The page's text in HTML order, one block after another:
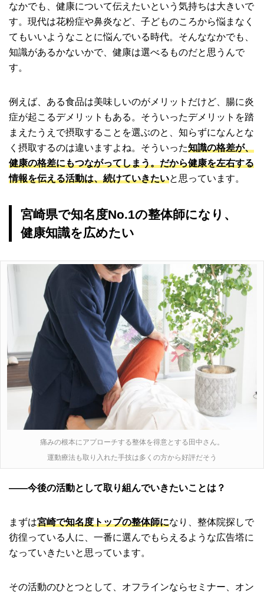
なかでも、健康について伝えたいという気持ちは大きいで
す。現代は花粉症や鼻炎など、子どものころから悩まなく
てもいいようなことに悩んでいる時代。そんななかでも、
知識があるかないかで、健康は選べるものだと思うんで
す。
例えば、ある食品は美味しいのがメリットだけど、腸に炎
症が起こるデメリットもある。そういったデメリットを踏
まえたうえで摂取することを選ぶのと、知らずになんとな
く摂取するのは違いますよね。そういった知識の格差が、
健康の格差にもつながってしまう。だから健康を左右する
情報を伝える活動は、続けていきたいと思っています。
宮崎県で知名度No.1の整体師になり、
健康知識を広めたい
痛みの根本にアプローチする整体を得意とする田中さん。
運動療法も取り入れた手技は多くの方から好評だそう
――今後の活動として取り組んでいきたいことは？
まずは宮崎で知名度トップの整体師になり、整体院探しで
彷徨っている人に、一番に選んでもらえるような広告塔に
なっていきたいと思っています。
その活動のひとつとして、オフラインならセミナー、オン